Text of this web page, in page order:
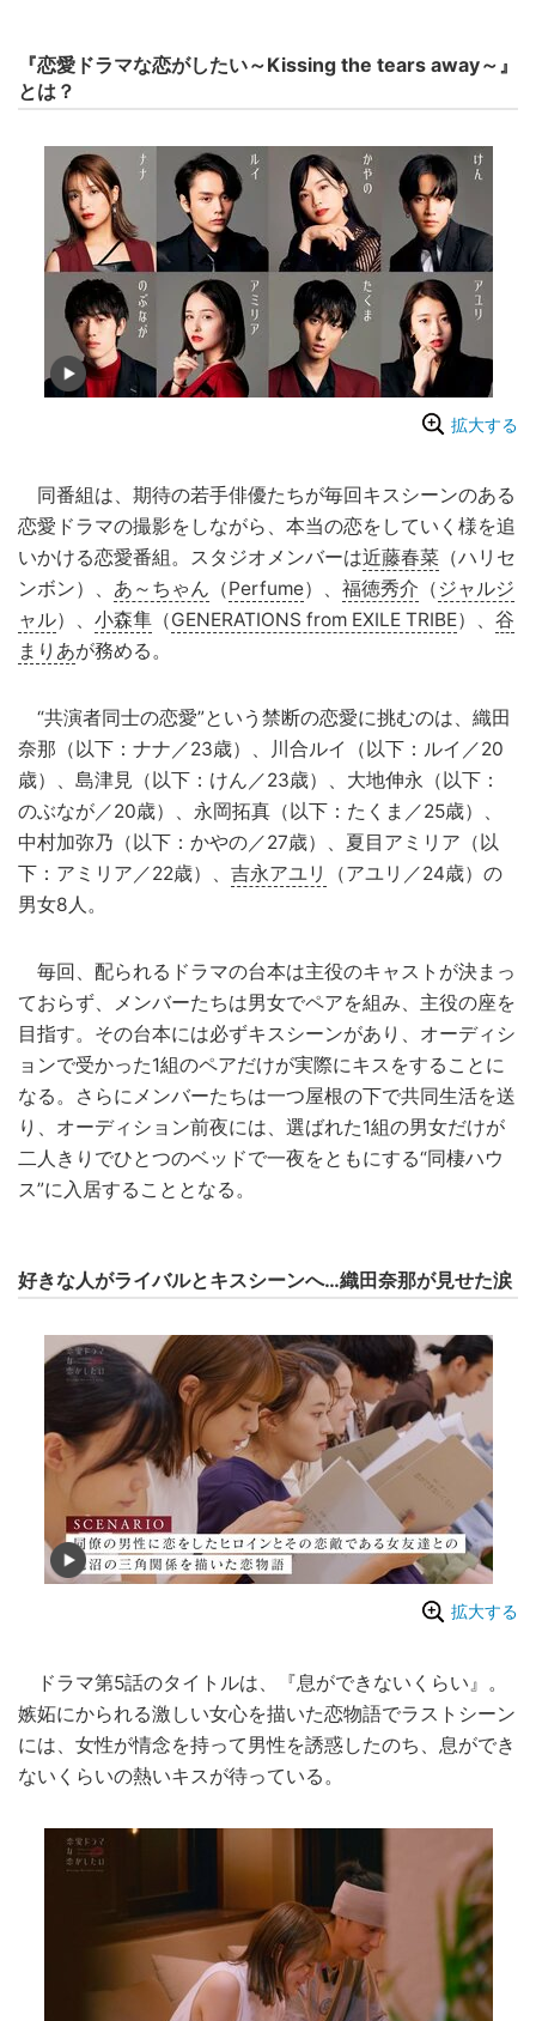
『恋愛ドラマな恋がしたい～Kissing the tears away～』
とは？
拡大する
同番組は、期待の若手俳優たちが毎回キスシーンのある
恋愛ドラマの撮影をしながら、本当の恋をしていく様を追
いかける恋愛番組。スタジオメンバーは近藤春菜 （ハリセ
ンボン）、 あ～ちゃん （Perfume）、 福徳秀介 （ ジャルジ
ャル）、 小森隼 （GENERATIONS from EXILE TRIBE）、 谷
まりあが務める。
“共演者同士の恋愛”という禁断の恋愛に挑むのは、織田
奈那（以下：ナナ／23歳）、川合ルイ（以下：ルイ／20
歳）、島津見（以下：けん／23歳）、大地伸永（以下：
のぶなが／20歳）、永岡拓真（以下：たくま／25歳）、
中村加弥乃（以下：かやの／27歳）、夏目アミリア（以
下：アミリア／22歳）、 吉永アユリ
（アユリ／24歳）の
男女8人。
毎回、配られるドラマの台本は主役のキャストが決まっ
ておらず、メンバーたちは男女でペアを組み、主役の座を
目指す。その台本には必ずキスシーンがあり、オーディシ
ョンで受かった1組のペアだけが実際にキスをすることに
なる。さらにメンバーたちは一つ屋根の下で共同生活を送
り、オーディション前夜には、選ばれた1組の男女だけが
二人きりでひとつのベッドで一夜をともにする“同棲ハウ
ス”に入居することとなる。
好きな人がライバルとキスシーンへ…織田奈那が見せた涙
拡大する
ドラマ第5話のタイトルは、『息ができないくらい』。
嫉妬にかられる激しい女心を描いた恋物語でラストシーン
には、女性が情念を持って男性を誘惑したのち、息ができ
ないくらいの熱いキスが待っている。